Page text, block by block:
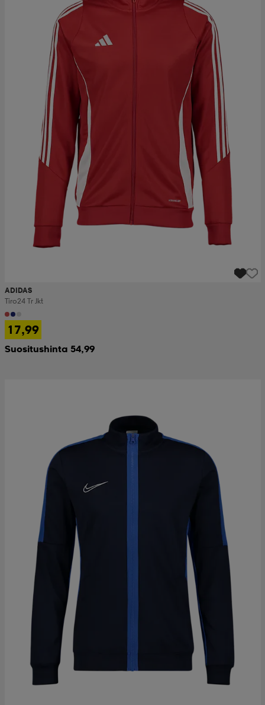
ADIDAS
Tiro24 Tr Jkt
17,99
Suositushinta 54,99